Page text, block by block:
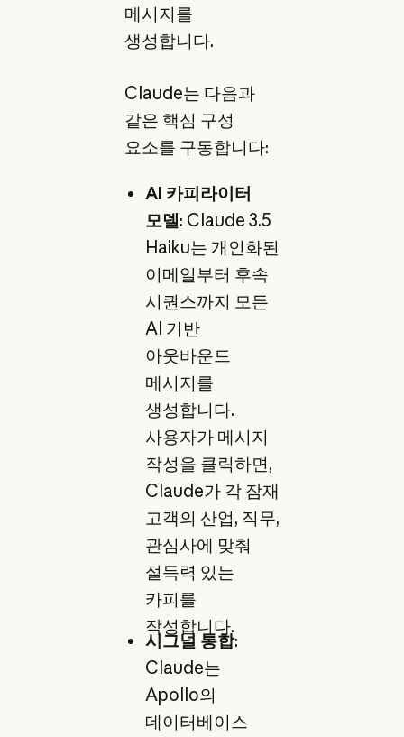
메시지를
생성합니다.
Claude는 다음과
같은 핵심 구성
요소를 구동합니다:
AI 카피라이터
모델: Claude 3.5
Haiku는 개인화된
이메일부터 후속
시퀀스까지 모든
AI 기반
아웃바운드
메시지를
생성합니다.
사용자가 메시지
작성을 클릭하면,
Claude가 각 잠재
고객의 산업, 직무,
관심사에 맞춰
설득력 있는
카피를
작성합니다.
시그널 통합:
Claude는
Apollo의
데이터베이스